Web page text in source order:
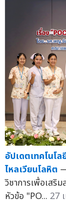
อัปเดตเทคโนโ
ไหลเวียนโลหิต
วิชาการเพื่อเสริ
หัวข้อ "PO... 27